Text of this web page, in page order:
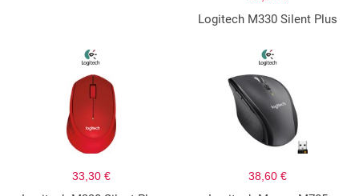
Logitech M330 Silent Plus
33,30 € 38,60 €